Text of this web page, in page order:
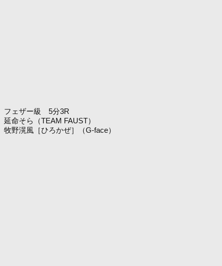
フェザー級 5分3R
延命そら（TEAM FAUST）
牧野滉風［ひろかぜ］（G-face）